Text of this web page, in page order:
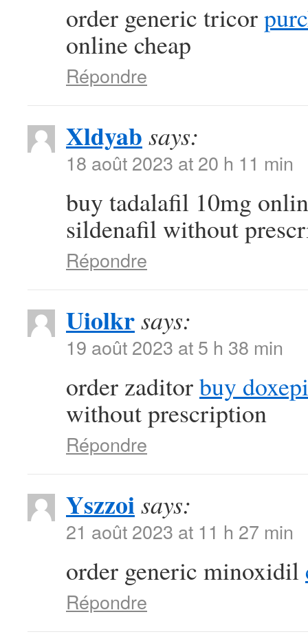
order generic tricor
online cheap
Répondre
Xldyab says:
18 août 2023 at 20 h 11 min
buy tadalafil 10mg
sildenafil without
Répondre
Uiolkrsays:
19 août 2023 at 5 h 38 min
order zaditorbuy
without prescription
Répondre
Yszzoisays:
21 août 2023 at 11 h 27 min
order generic minoxidil
Répondre